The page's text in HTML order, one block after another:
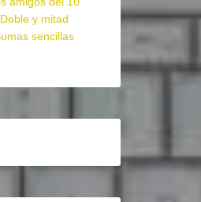
y mitad
sencillas